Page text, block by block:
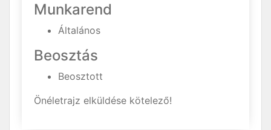
Munkarend
Általános
Beosztás
Beosztott
Önéletrajz elküldése kötelező!